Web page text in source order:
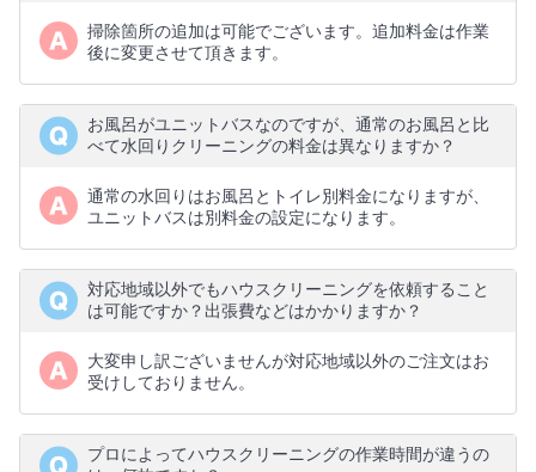
掃除箇所の追加は可能でございます。追加料金は作業
後に変更させて頂きます。
お風呂がユニットバスなのですが、通常のお風呂と比
べて水回りクリーニングの料金は異なりますか？
通常の水回りはお風呂とトイレ別料金になりますが、
ユニットバスは別料金の設定になります。
対応地域以外でもハウスクリーニングを依頼すること
は可能ですか？出張費などはかかりますか？
大変申し訳ございませんが対応地域以外のご注文はお
受けしておりません。
プロによってハウスクリーニングの作業時間が違うの